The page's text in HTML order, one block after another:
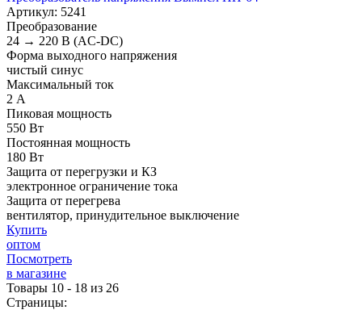
Артикул: 5241
Преобразование
24 → 220 В (AC-DC)
Форма выходного напряжения
чистый синус
Максимальный ток
2 А
Пиковая мощность
550 Вт
Постоянная мощность
180 Вт
Защита от перегрузки и КЗ
электронное ограничение тока
Защита от перегрева
вентилятор, принудительное выключение
Купить
оптом
Посмотреть
в магазине
Товары 10 - 18 из 26
Страницы: